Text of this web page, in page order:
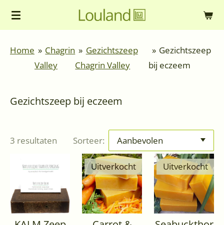
Ga
de
hoofdinhoud
Home » Chagrin
Valley
» Gezichtszeep
Chagrin Valley
» Gezichtszeep
bij eczeem
Gezichtszeep bij eczeem
3 resultaten Sorteer:
Uitverkocht Uitverkocht